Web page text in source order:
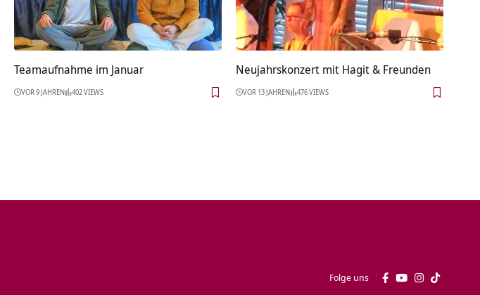
Teamaufnahme im Januar
VOR 9 JAHREN 402 VIEWS
Neujahrskonzert mit Hagit & Freunden
VOR 13 JAHREN 476 VIEWS
Folge uns